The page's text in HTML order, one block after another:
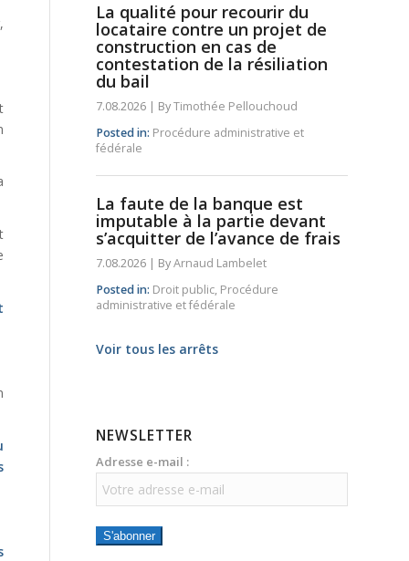
La qualité pour recourir du
locataire contre un projet de
construction en cas de
contestation de la résiliation
du bail
7.08.2026 | ByTimothée Pellouchoud
Posted in: Procédure administrative et
fédérale
La faute de la banque est
imputable à la partie devant
s’acquitter de l’avance de frais
7.08.2026 | ByArnaud Lambelet
Posted in: Droit public, Procédure
administrative et fédérale
Voir tous les arrêts
NEWSLETTER
Adresse e-mail :
S'abonner